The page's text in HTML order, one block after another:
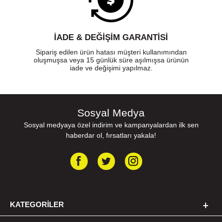
İADE & DEĞİŞİM GARANTİSİ
Sipariş edilen ürün hatası müşteri kullanımından
oluşmuşsa veya 15 günlük süre aşılmışsa ürünün
iade ve değişimi yapılmaz.
Sosyal Medya
Sosyal medyaya özel indirim ve kampanyalardan ilk sen
haberdar ol, fırsatları yakala!
KATEGORILER